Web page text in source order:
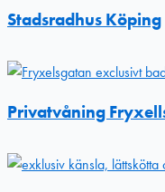
Stadsradhus Köping
Privatvåning